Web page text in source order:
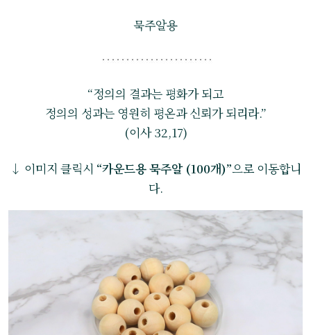
묵주알용
“정의의 결과는 평화가 되고
정의의 성과는 영원히 평온과 신뢰가 되리라.”
(이사 32,17)
↓ 이미지 클릭시 “카운드용 묵주알 (100개)”으로 이동합니
다.